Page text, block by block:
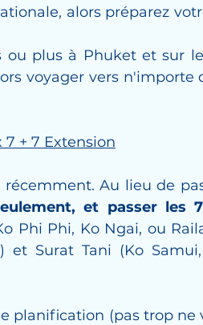
alors préparez
ou plus à Phuket et sur
voyager vers
+ 7 Extension
Au lieu de
et passer les
Phi Phi, Ko Ngai, ou
et Surat Tani (Ko
planification (pas trop ne